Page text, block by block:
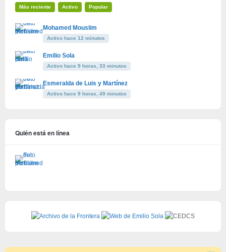
Más reciente Activo Popular
Mohamed Mouslim
Activo hace 12 minutos
Emilio Sola
Activo hace 9 horas, 33 minutos
Esmeralda de Luis y Martínez
Activo hace 9 horas, 49 minutos
Quién está en línea